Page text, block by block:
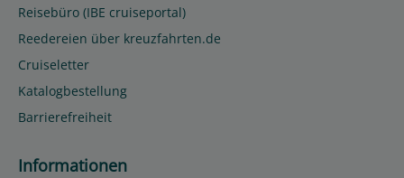
Reisebüro (IBE cruiseportal)
Reedereien über kreuzfahrten.de
Cruiseletter
Katalogbestellung
Barrierefreiheit
Informationen